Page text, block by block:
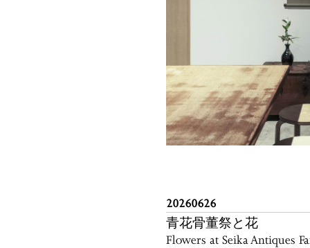
20260626
青花骨董祭と花
Flowers at Seika Antiques